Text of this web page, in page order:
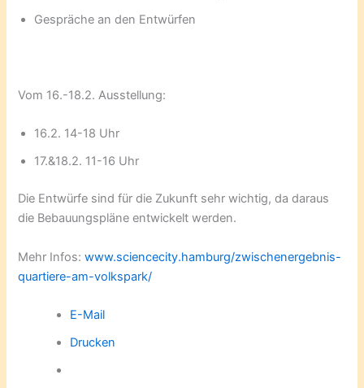
Gespräche an den Entwürfen
Vom 16.-18.2. Ausstellung:
16.2. 14-18 Uhr
17.&18.2. 11-16 Uhr
Die Entwürfe sind für die Zukunft sehr wichtig, da daraus
die Bebauungspläne entwickelt werden.
Mehr Infos:www.sciencecity.hamburg/zwischenergebnis-
quartiere-am-volkspark/
E-Mail
Drucken